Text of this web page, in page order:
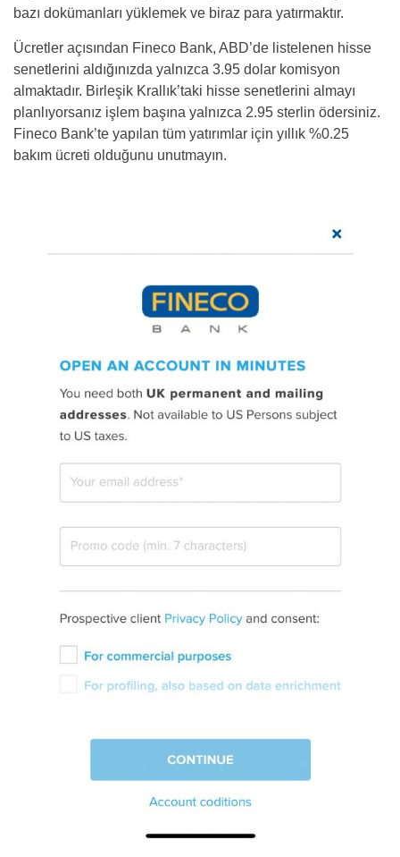
bazı dokümanları yüklemek ve biraz para yatırmaktır.
Ücretler açısından Fineco Bank, ABD’de listelenen hisse
senetlerini aldığınızda yalnızca 3.95 dolar komisyon
almaktadır. Birleşik Krallık’taki hisse senetlerini almayı
planlıyorsanız işlem başına yalnızca 2.95 sterlin ödersiniz.
Fineco Bank’te yapılan tüm yatırımlar için yıllık %0.25
bakım ücreti olduğunu unutmayın.